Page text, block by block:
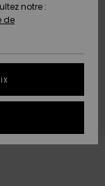
notre :
de